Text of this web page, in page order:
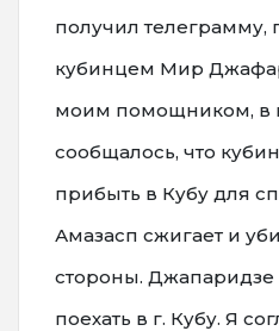
получил телеграмму,
кубинцем Мир
моим помощником, в
сообщалось, что
прибыть в Кубу для
Амазасп сжигает и
стороны.
поехать в г. Кубу. Я